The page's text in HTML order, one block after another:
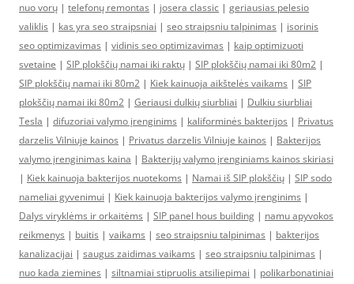
nuo vorų | telefonų remontas | josera classic | geriausias pelesio
valiklis | kas yra seo straipsniai | seo straipsniu talpinimas | isorinis
seo optimizavimas | vidinis seo optimizavimas | kaip optimizuoti
svetaine | SIP plokščių namai iki raktų | SIP plokščių namai iki 80m2 |
SIP plokščių namai iki 80m2 | Kiek kainuoja aikštelės vaikams | SIP
plokščių namai iki 80m2 | Geriausi dulkių siurbliai | Dulkiu siurbliai
Tesla | difuzoriai valymo įrenginims | kaliforminės bakterijos | Privatus
darzelis Vilniuje kainos | Privatus darzelis Vilniuje kainos | Bakterijos
valymo įrenginimas kaina | Bakterijų valymo įrenginiams kainos skiriasi
| Kiek kainuoja bakterijos nuotekoms | Namai iš SIP plokščių | SIP sodo
nameliai gyvenimui | Kiek kainuoja bakterijos valymo įrenginims |
Dalys viryklėms ir orkaitėms | SIP panel hous building | namu apyvokos
reikmenys | buitis | vaikams | seo straipsniu talpinimas | bakterijos
kanalizacijai | saugus zaidimas vaikams | seo straipsniu talpinimas |
nuo kada ziemines | siltnamiai stipruolis atsiliepimai | polikarbonatiniai